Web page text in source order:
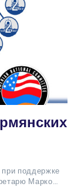
поддержке
Марко…